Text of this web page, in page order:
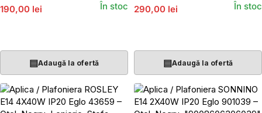
190,00 lei În stoc
▤Adaugă la ofertă
290,00 lei În stoc
▤Adaugă la ofertă